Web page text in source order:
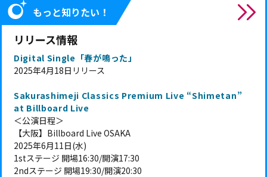
もっと知りたい！
リリース情報
Digital Single「春が鳴った」
2025年4月18日リリース
Sakurashimeji Classics Premium Live “Shimetan”
at Billboard Live
＜公演日程＞
【大阪】Billboard Live OSAKA
2025年6月11日(水)
1stステージ 開場16:30/開演17:30
2ndステージ 開場19:30/開演20:30